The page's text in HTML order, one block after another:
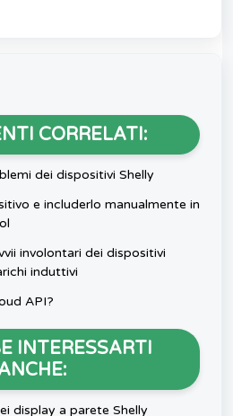
CORRELATI:
dei dispositivi Shelly
e includerlo manualmente in
involontari dei dispositivi
induttivi
API?
INTERESSARTI
display a parete Shelly